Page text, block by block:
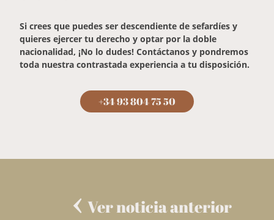
Si crees que puedes ser descendiente de sefardíes y
quieres ejercer tu derecho y optar por la doble
nacionalidad, ¡No lo dudes! Contáctanos y pondremos
toda nuestra contrastada experiencia a tu disposición.
+34 93 804 75 50
Ver noticia anterior